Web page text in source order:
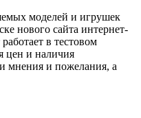
моделей и игрушек
нового сайта интернет-
в тестовом
цен и наличия
мнения и пожелания, а